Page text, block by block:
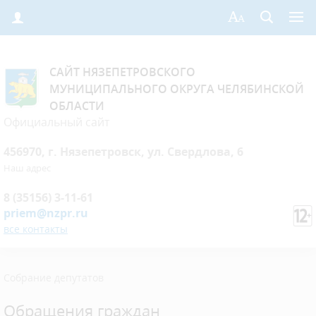
САЙТ НЯЗЕПЕТРОВСКОГО
МУНИЦИПАЛЬНОГО ОКРУГА ЧЕЛЯБИНСКОЙ
ОБЛАСТИ
priem@nzpr.ru
все контакты
Обращения граждан